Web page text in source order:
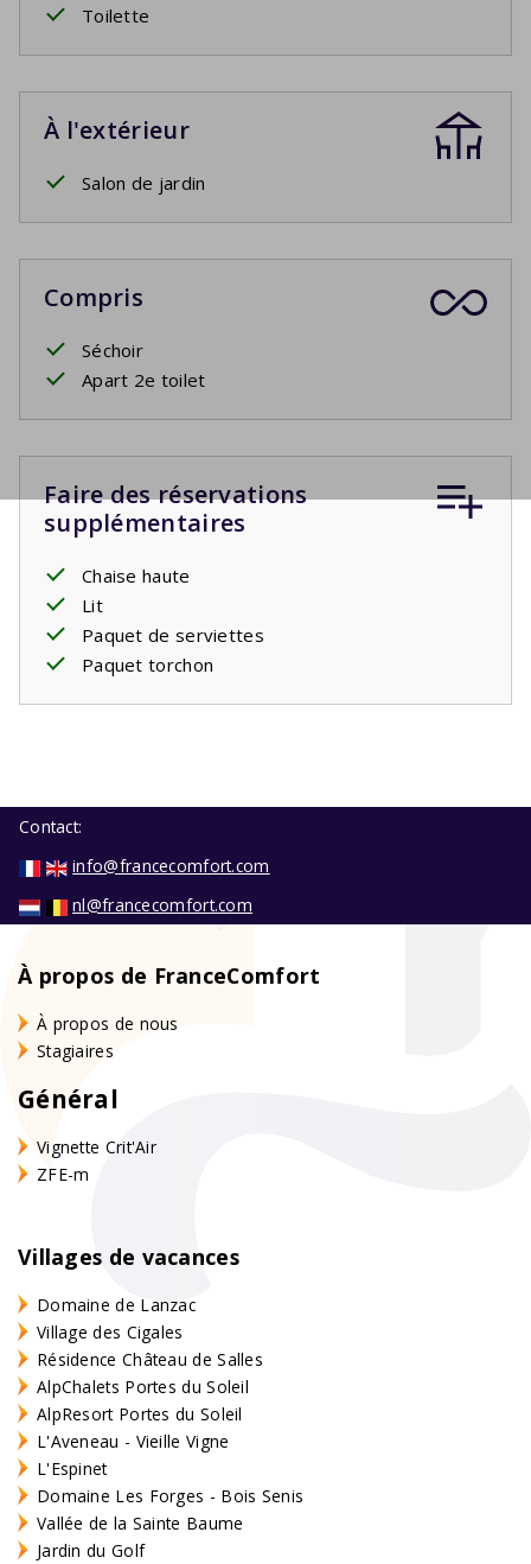
Toilette
À l'extérieur
Salon de jardin
Compris
Séchoir
Apart 2e toilet
Faire des réservations
supplémentaires
Chaise haute
Lit
Paquet de serviettes
Paquet torchon
Contact:
info@francecomfort.com
nl@francecomfort.com
À propos de FranceComfort
À propos de nous
Stagiaires
Général
Vignette Crit'Air
ZFE-m
Villages de vacances
Domaine de Lanzac
Village des Cigales
Résidence Château de Salles
AlpChalets Portes du Soleil
AlpResort Portes du Soleil
L'Aveneau - Vieille Vigne
L'Espinet
Domaine Les Forges - Bois Senis
Vallée de la Sainte Baume
Jardin du Golf